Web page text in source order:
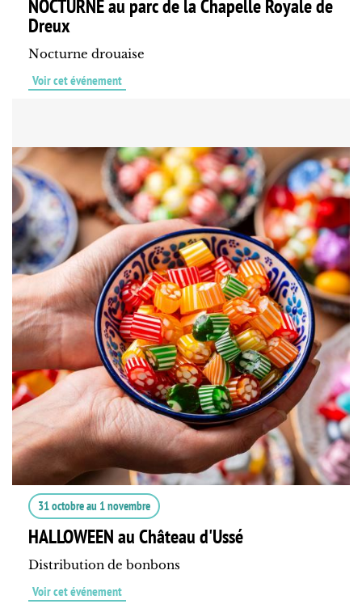
NOCTURNE au parc de la Chapelle Royale de
Dreux
Nocturne drouaise
Voir cet événement
31 octobreau 1 novembre
HALLOWEEN au Château d'Ussé
Distribution de bonbons
Voir cet événement